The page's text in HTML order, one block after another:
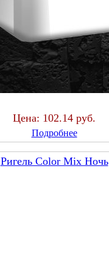
Цена: 102.14 руб.
Подробнее
Ригель Color Mix Ночь